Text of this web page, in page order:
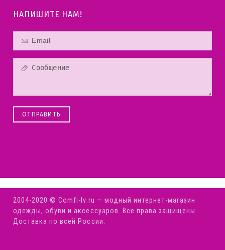
НАПИШИТЕ НАМ!
ОТПРАВИТЬ
2004-2020 © Comfi-Iv.ru — модный интернет-магазин
одежды, обуви и аксессуаров. Все права защищены.
Доставка по всей России.